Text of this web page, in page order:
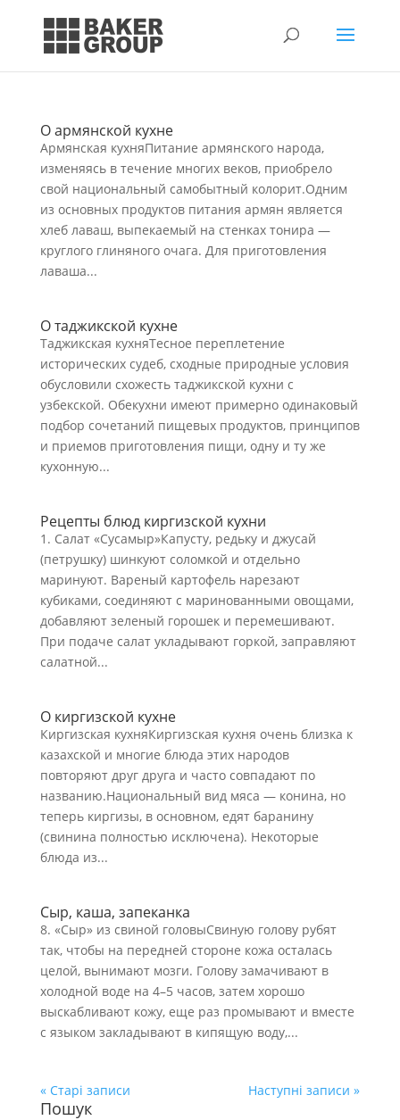
О армянской кухне
Армянская кухняПитание армянского народа,
изменяясь в течение многих веков, приобрело
свой национальный самобытный колорит.Одним
из основных продуктов питания армян является
хлеб лаваш, выпекаемый на стенках тонира —
круглого глиняного очага. Для приготовления
лаваша...
О таджикской кухне
Таджикская кухняТесное переплетение
исторических судеб, сходные природные условия
обусловили схожесть таджикской кухни с
узбекской. Обекухни имеют примерно одинаковый
подбор сочетаний пищевых продуктов, принципов
и приемов приготовления пищи, одну и ту же
кухонную...
Рецепты блюд киргизской кухни
1. Салат «Сусамыр»Капусту, редьку и джусай
(петрушку) шинкуют соломкой и отдельно
маринуют. Вареный картофель нарезают
кубиками, соединяют с маринованными овощами,
добавляют зеленый горошек и перемешивают.
При подаче салат укладывают горкой, заправляют
салатной...
О киргизской кухне
Киргизская кухняКиргизская кухня очень близка к
казахской и многие блюда этих народов
повторяют друг друга и часто совпадают по
названию.Национальный вид мяса — конина, но
теперь киргизы, в основном, едят баранину
(свинина полностью исключена). Некоторые
блюда из...
Сыр, каша, запеканка
8. «Сыр» из свиной головыСвиную голову рубят
так, чтобы на передней стороне кожа осталась
целой, вынимают мозги. Голову замачивают в
холодной воде на 4–5 часов, затем хорошо
выскабливают кожу, еще раз промывают и вместе
с языком закладывают в кипящую воду,...
« Старі записи Наступні записи »
Пошук